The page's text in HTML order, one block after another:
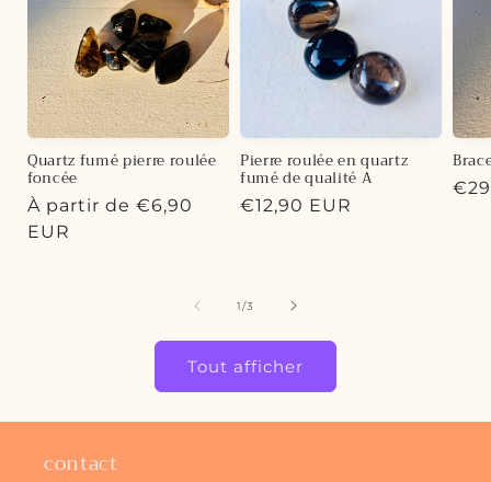
Quartz fumé pierre roulée
foncée
À partir de €6,90
EUR
Pierre roulée en quartz
fumé de qualité A
€12,90 EUR
1/3
Tout afficher
contact